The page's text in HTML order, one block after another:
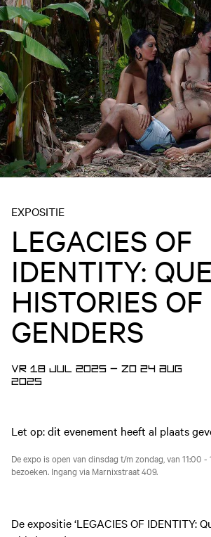
EXPOSITIE
LEGACIES OF
IDENTITY:
HISTORIES
GENDERS
VR 18 JUL 2025 — ZO 24 AUG
2025
Let op: dit evenement heeft al plaats
De expo is open van dinsdag t/m zondag, van 11:00
bezoeken. Ingang via Marnixstraat 409.
De expositie ‘LEGACIES OF IDENTITY: